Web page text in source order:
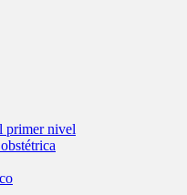
primer nivel